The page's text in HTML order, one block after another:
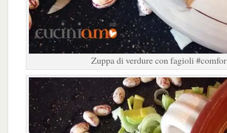
Zuppa di verdure con fagioli